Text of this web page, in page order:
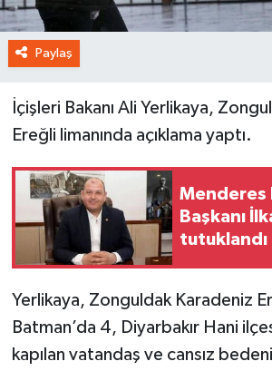
Paylaş
İçişleri Bakanı Ali Yerlikaya,
Ereğli limanında açıklama yaptı.
Menderes
Başkanı
tutuklandı
Yerlikaya, Zonguldak Karadeniz
Batman’da 4, Diyarbakır Hani
kapılan vatandaş ve cansız